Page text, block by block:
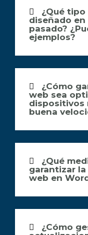
¿Qué
diseñado en
pasado?
ejemplos?
¿Cómo
web sea
dispositivos
buena
¿Qué
garantizar
web en
¿Cómo